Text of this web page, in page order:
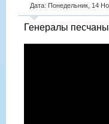
Дата: Понедельник, 14
Генералы